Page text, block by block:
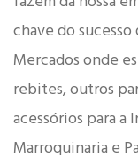
chave do
Mercados onde
rebites, outros
acessórios para a
Marroquinaria e